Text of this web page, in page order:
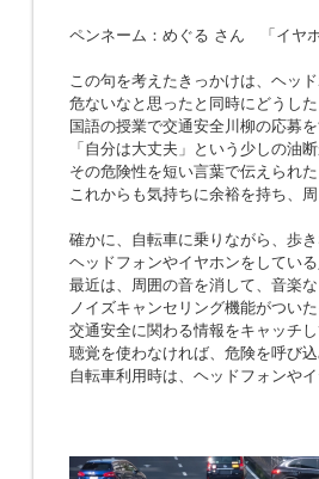
ペンネーム：めぐる さん 「イ
この句を考えたきっかけは、ヘッ
危ないなと思ったと同時にどうし
国語の授業で交通安全川柳の応募
「自分は大丈夫」という少しの油
その危険性を短い言葉で伝えられ
これからも気持ちに余裕を持ち、
確かに、自転車に乗りながら、歩き
ヘッドフォンやイヤホンをしてい
最近は、周囲の音を消して、音楽
ノイズキャンセリング機能がついた
交通安全に関わる情報をキャッチし
聴覚を使わなければ、危険を呼び込
自転車利用時は、ヘッドフォンや